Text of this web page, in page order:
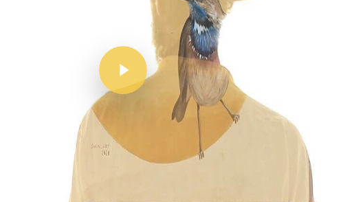
El Projecte
L’artista
El Procés
Ivars D’Urgell
Vallverd